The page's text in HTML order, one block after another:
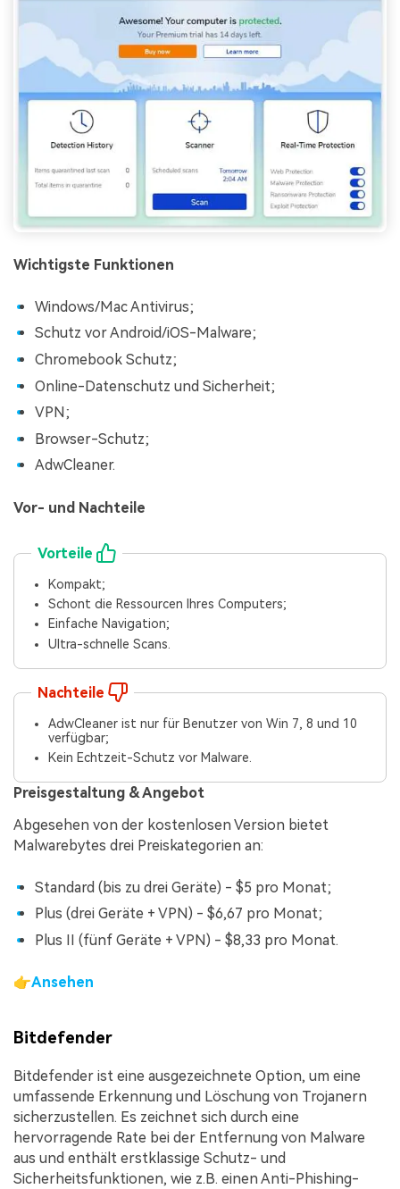
Wichtigste Funktionen
Windows/Mac Antivirus;
Schutz vor Android/iOS-Malware;
Chromebook Schutz;
Online-Datenschutz und Sicherheit;
VPN;
Browser-Schutz;
AdwCleaner.
Vor- und Nachteile
Vorteile
Kompakt;
Schont die Ressourcen Ihres Computers;
Einfache Navigation;
Ultra-schnelle Scans.
Nachteile
AdwCleaner ist nur für Benutzer von Win 7, 8 und 10
verfügbar;
Kein Echtzeit-Schutz vor Malware.
Preisgestaltung & Angebot
Abgesehen von der kostenlosen Version bietet
Malwarebytes drei Preiskategorien an:
Standard (bis zu drei Geräte) - $5 pro Monat;
Plus (drei Geräte + VPN) - $6,67 pro Monat;
Plus II (fünf Geräte + VPN) - $8,33 pro Monat.
👉Ansehen
Bitdefender
Bitdefender ist eine ausgezeichnete Option, um eine
umfassende Erkennung und Löschung von Trojanern
sicherzustellen. Es zeichnet sich durch eine
hervorragende Rate bei der Entfernung von Malware
aus und enthält erstklassige Schutz- und
Sicherheitsfunktionen, wie z.B. einen Anti-Phishing-